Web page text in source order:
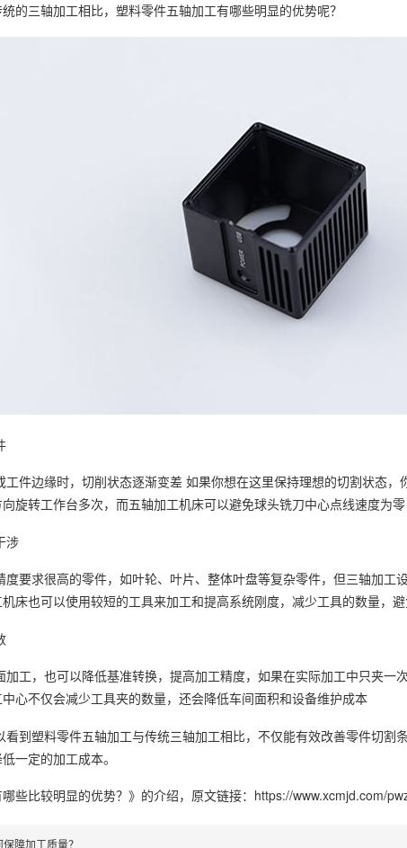
的三轴加工相比，塑料零件五轴加工有哪些明显的优势呢？
工件边缘时，切削状态逐渐变差 如果你想在这里保持理想的切割状态
旋转工作台多次，而五轴加工机床可以避免球头铣刀中心点线速度为
涉
度要求很高的零件，如叶轮、叶片、整体叶盘等复杂零件，但三轴加工
床也可以使用较短的工具来加工和提高系统刚度，减少工具的数量，避
加工，也可以降低基准转换，提高加工精度，如果在实际加工中只夹一
心不仅会减少工具夹的数量，还会降低车间面积和设备维护成本
到塑料零件五轴加工与传统三轴加工相比，不仅能有效改善零件切割
一定的加工成本。
些比较明显的优势？》 的介绍，原文链接： https://www.xcmjd.com/
障加工质量？